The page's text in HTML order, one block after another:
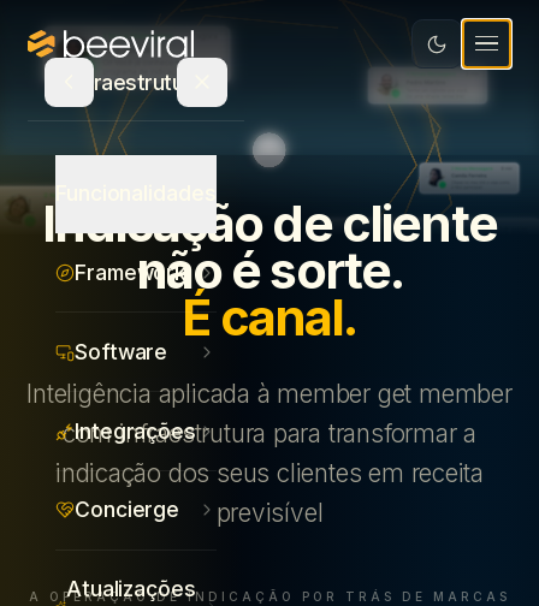
Concierge
Atualizações de Produto
Mídia e Entretenimento
Varejo e Bens de Consumo
Saúde
Serviços
Ecommerce
Blog
Calculadora de ROI
E-book
Canva
Estudo de Recompensas
Seja Parceiro
Agência parceira
Indique e ganhe
PT
Fale com um especialista
Login
Infraestrutura
Framework
Software
Integrações
Concierge
Atualizações
Indicação de cliente
não é sorte.
É canal.
Inteligência aplicada à member get member
com infraestrutura para transformar a
indicação dos seus clientes em receita
previsível
A OPERAÇÃO DE INDICAÇÃO POR TRÁS DE MARCAS